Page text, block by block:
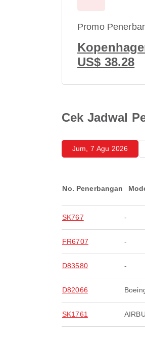
Promo
US$ 38.28
Cek Jadwal
Jum, 7 Agu 2026
No. Penerbangan
SK767 -
FR6707 -
D83580 -
D82066
SK1761